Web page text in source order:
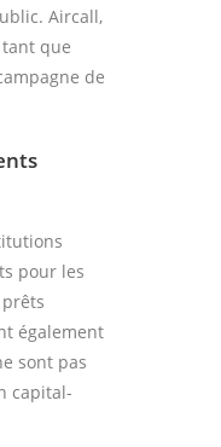
Aircall,
que
de
pour les
également
sont pas
capital-